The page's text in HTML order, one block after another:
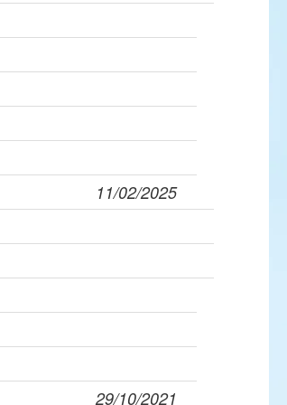
11/02/2025
29/10/2021